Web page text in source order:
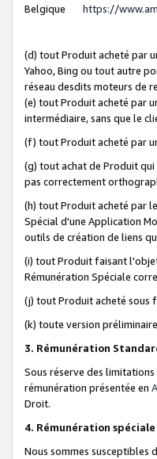
Belgique
https://
(d) tout Produit acheté par
Yahoo, Bing ou tout autre
réseau desdits moteurs de
(e) tout Produit acheté par
intermédiaire, sans que le
(f) tout Produit acheté par
(g) tout achat de Produit qui
pas correctement
(h) tout Produit acheté par
Spécial d'une Application
outils de création de liens
(i) tout Produit faisant
Rémunération Spéciale
(j) tout Produit acheté sous
(k) toute version
3. Rémunération
Sous réserve des
rémunération présentée en
Droit.
4. Rémunération
Nous sommes susceptibles